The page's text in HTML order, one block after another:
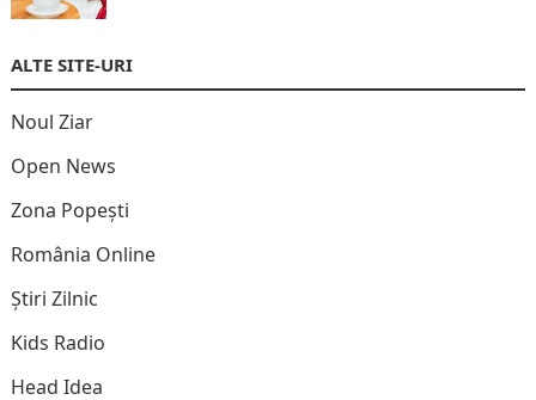
ALTE SITE-URI
Noul Ziar
Open News
Zona Popești
România Online
Știri Zilnic
Kids Radio
Head Idea